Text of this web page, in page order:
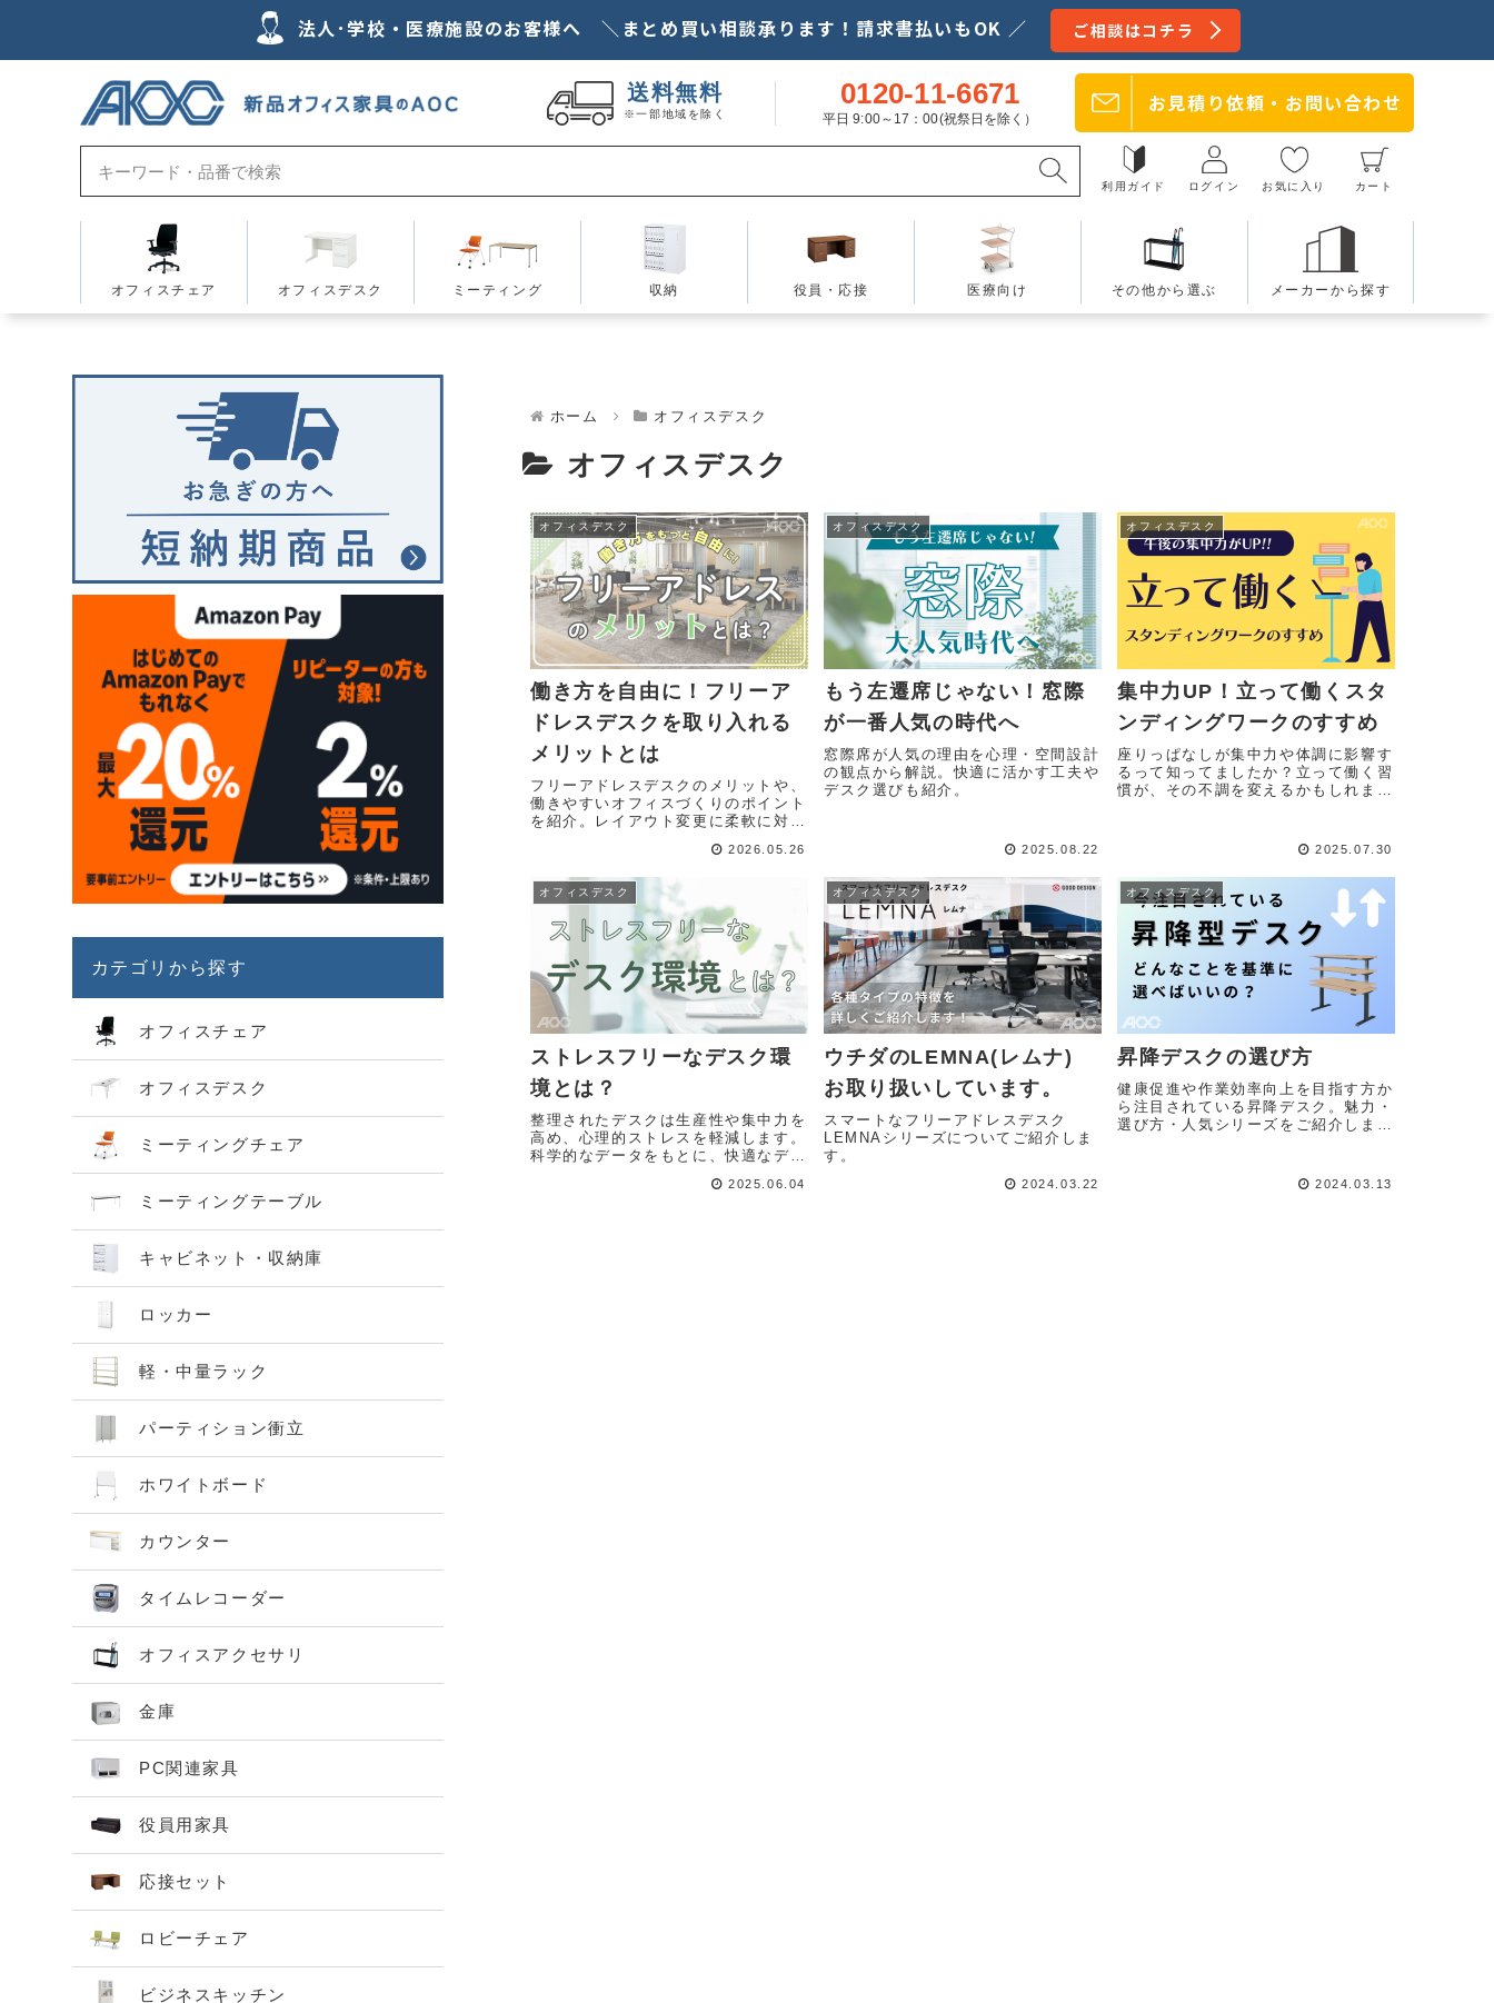
法人･学校・医療施設のお客様へ ＼まとめ買い相談承ります！請求書払いもOK ／ ご相談はコチラ
送料無料
※一部地域を除く
0120-11-6671
平日 9:00～17：00(祝祭日を除く）
お見積り依頼・ お問い合わせ
利用ガイド ログイン お気に入り カート
オフィスチェア オフィスデスク ミーティング 収納 役員・応接 医療向け その他から選ぶ メーカーから探す
Just another WordPress site
新品オフィス家具のAOC
ホーム オフィスデスク
オフィスデスク
オフィスデスク
働き方を自由に！フリーア
ドレスデスクを取り入れる
メリットとは
フリーアドレスデスクのメリットや、
働きやすいオフィスづくりのポイント
を紹介。レイアウト変更に柔軟に対応
これからの多様な働き方に役立つ情報
をわかりやすく解説します。
2026.05.26
オフィスデスク
もう左遷席じゃない！窓際
が一番人気の時代へ
窓際席が人気の理由を心理・空間設計
の観点から解説。快適に活かす工夫や
デスク選びも紹介。
2025.08.22
オフィスデスク
集中力UP！立って働くスタ
ンディングワークのすすめ
座りっぱなしが集中力や体調に影響す
るって知ってましたか？立って働く習
慣が、その不調を変えるかもしれませ
2025.07.30
オフィスデスク
ストレスフリーなデスク環
境とは？
整理されたデスクは生産性や集中力を
高め、心理的ストレスを軽減します。
科学的なデータをもとに、快適なデス
2025.06.04
オフィスデスク
ウチダのLEMNA(レムナ)
お取り扱いしています。
スマートなフリーアドレスデスク
LEMNAシリーズについてご紹介しま
す。
2024.03.22
オフィスデスク
昇降デスクの選び方
健康促進や作業効率向上を目指す方か
ら注目されている昇降デスク。魅力・
選び方・人気シリーズをご紹介しま
2024.03.13
カテゴリから探す
オフィスチェア
オフィスデスク
ミーティングチェア
ミーティングテーブル
キャビネット・収納庫
ロッカー
軽・中量ラック
パーティション衝立
ホワイトボード
カウンター
タイムレコーダー
オフィスアクセサリ
金庫
PC関連家具
役員用家具
応接セット
ロビーチェア
ビジネスキッチン